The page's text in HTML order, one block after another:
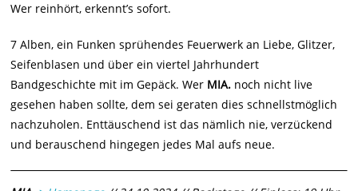
Wer reinhört, erkennt’s sofort.
7 Alben, ein Funken sprühendes Feuerwerk an Liebe, Glitzer,
Seifenblasen und über ein viertel Jahrhundert
Bandgeschichte mit im Gepäck. Wer MIA. noch nicht live
gesehen haben sollte, dem sei geraten dies schnellstmöglich
nachzuholen. Enttäuschend ist das nämlich nie, verzückend
und berauschend hingegen jedes Mal aufs neue.